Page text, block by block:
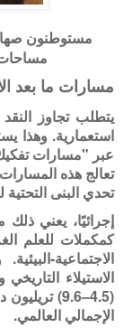
مستوطنون
مساحات
مسارات ما بعد
يتطلب تجاوز
استعمارية. وهذا
عبر "مسارات
تعالج هذه المسارات
تحدي البنى التحتية
إجرائيًا، يعني
كمكملات للعلم
الاجتماعية-
الإجمالي العالمي.